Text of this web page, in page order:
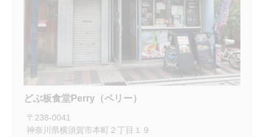
どぶ板食堂Perry（ペリー）
〒 238-0041
神奈川県横須賀市本町２丁目１９